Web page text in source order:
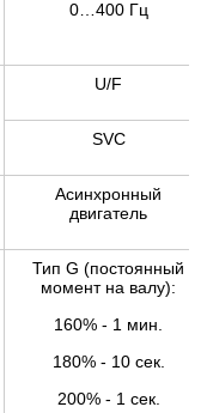
0…400 Гц
U/F
SVC
Асинхронный
двигатель
Тип G (постоянный
момент на валу):
160% - 1 мин.
180% - 10 сек.
200% - 1 сек.